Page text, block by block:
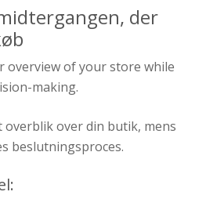
der
overview of your store while
making.
over din butik, mens
beslutningsproces.